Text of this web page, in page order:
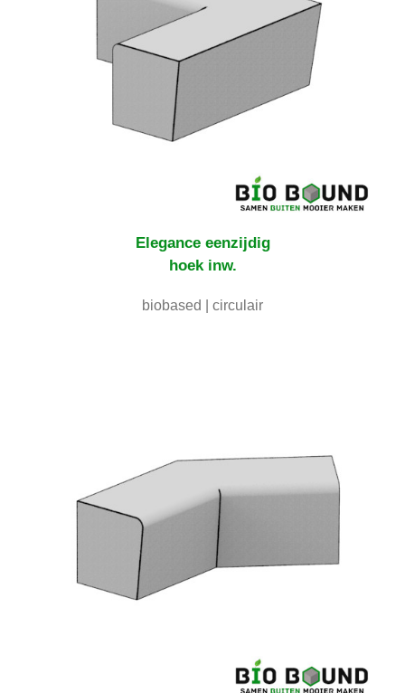
Elegance eenzijdig
hoek inw.
biobased | circulair